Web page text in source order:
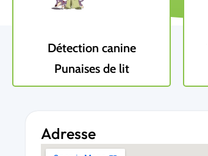
Détection canine
Punaises de lit
Adresse